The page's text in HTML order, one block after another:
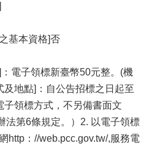
基本資格]否
電子領標新臺幣50元整。(機
及地點]：自公告招標之日起至
領標方式，不另備書面文
法第6條規定。）2. 以電子領標
http：//web.pcc.gov.tw/,服務電